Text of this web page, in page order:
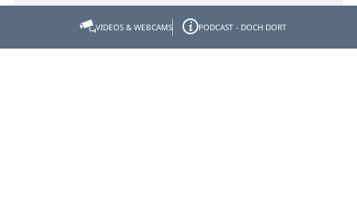
Kontakt
Tankstelle Zens
VIDEOS & WEBCAMS PODCAST - DOCH DORT